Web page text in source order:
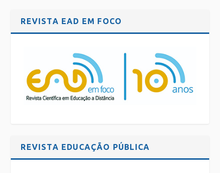
REVISTA EAD EM FOCO
REVISTA EDUCAÇÃO PÚBLICA